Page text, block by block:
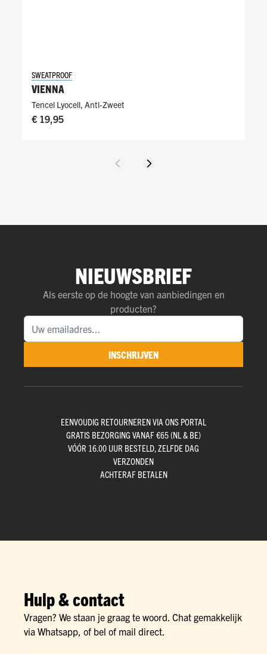
SWEATPROOF
VIENNA
Tencel Lyocell, Anti-Zweet
€ 19,95
Vorige Volgende
NIEUWSBRIEF
Als eerste op de hoogte van aanbiedingen en
producten?
INSCHRIJVEN
EENVOUDIG RETOURNEREN VIA ONS PORTAL
GRATIS BEZORGING VANAF €65 (NL & BE)
VÓÓR 16.00 UUR BESTELD, ZELFDE DAG
VERZONDEN
ACHTERAF BETALEN
Hulp & contact
Vragen? We staan je graag te woord. Chat gemakkelijk
via Whatsapp, of bel of mail direct.